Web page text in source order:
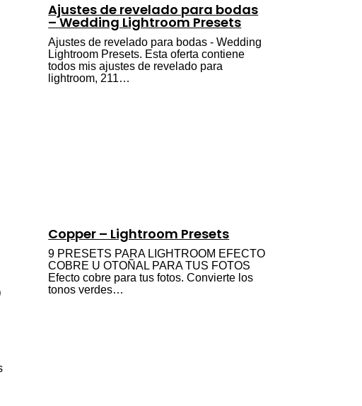
Ajustes de revelado para bodas
– Wedding Lightroom Presets
Ajustes de revelado para bodas - Wedding
Lightroom Presets. Esta oferta contiene
todos mis ajustes de revelado para
lightroom, 211…
Copper – Lightroom Presets
9 PRESETS PARA LIGHTROOM EFECTO
COBRE U OTOÑAL PARA TUS FOTOS
Efecto cobre para tus fotos. Convierte los
tonos verdes…